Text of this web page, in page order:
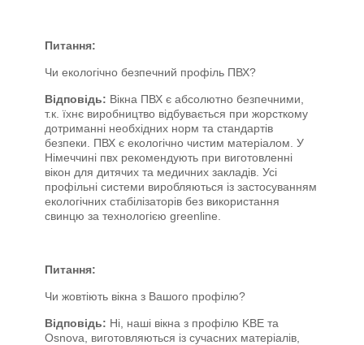
Питання:
Чи екологічно безпечний профіль ПВХ?
Відповідь: Вікна ПВХ є абсолютно безпечними,
т.к. їхнє виробництво відбувається при жорсткому
дотриманні необхідних норм та стандартів
безпеки. ПВХ є екологічно чистим матеріалом. У
Німеччині пвх рекомендують при виготовленні
вікон для дитячих та медичних закладів. Усі
профільні системи виробляються із застосуванням
екологічних стабілізаторів без використання
свинцю за технологією greenline.
Питання:
Чи жовтіють вікна з Вашого профілю?
Відповідь: Ні, наші вікна з профілю KBE та
Osnova, виготовляються із сучасних матеріалів,